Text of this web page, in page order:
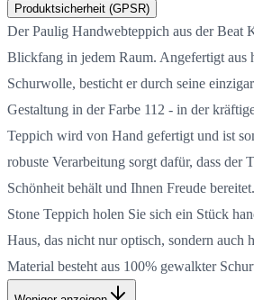
Produktsicherheit (GPSR)
Der Paulig Handwebteppich aus der Beat
Blickfang in jedem Raum. Angefertigt aus
Schurwolle, besticht er durch seine
Gestaltung in der Farbe 112 - in der
Teppich wird von Hand gefertigt und ist
robuste Verarbeitung sorgt dafür, dass der
Schönheit behält und Ihnen Freude
Stone Teppich holen Sie sich ein Stück
Haus, das nicht nur optisch, sondern auch
Material besteht aus 100% gewalkter